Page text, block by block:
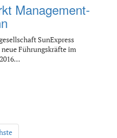
Management-
SunExpress
Führungskräfte im